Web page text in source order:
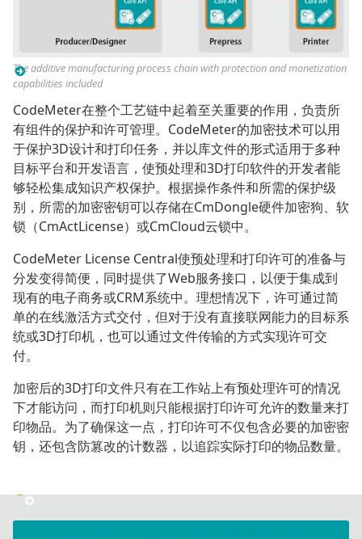
The additive manufacturing process chain with protection and monetization
capabilities included
CodeMeter在整个工艺链中起着至关重要的作用，负责所
有组件的保护和许可管理。CodeMeter的加密技术可以用
于保护3D设计和打印任务，并以库文件的形式适用于多种
目标平台和开发语言，使预处理和3D打印软件的开发者能
够轻松集成知识产权保护。根据操作条件和所需的保护级
别，所需的加密密钥可以存储在CmDongle硬件加密狗、软
锁（CmActLicense）或CmCloud云锁中。
CodeMeter License Central使预处理和打印许可的准备与
分发变得简便，同时提供了Web服务接口，以便于集成到
现有的电子商务或CRM系统中。理想情况下，许可通过简
单的在线激活方式交付，但对于没有直接联网能力的目标系
统或3D打印机，也可以通过文件传输的方式实现许可交
付。
加密后的3D打印文件只有在工作站上有预处理许可的情况
下才能访问，而打印机则只能根据打印许可允许的数量来打
印物品。为了确保这一点，打印许可不仅包含必要的加密密
钥，还包含防篡改的计数器，以追踪实际打印的物品数量。